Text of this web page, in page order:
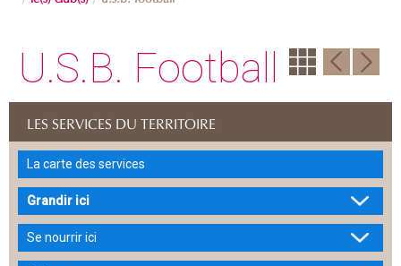
U.S.B. Football
LES SERVICES DU TERRITOIRE
La carte des services
Grandir ici
Se nourrir ici